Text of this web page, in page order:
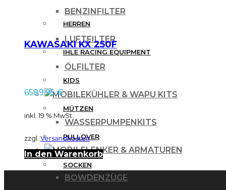
BENZINFILTER
LUFTFILTER
ÖLFILTER
KÜHLER & WAPU KITS
WASSERPUMPENKITS
LENKER & ARMATUREN
BOWDENZÜGE
HERREN
IHLE RACING EQUIPMENT
KIDS
MÜTZEN
PULLOVER
SOCKEN
können
auf
gewählt
KAWASAKI KX 250F
6589.95€
inkl. 19 % MwSt.
zzgl. Versandkosten
In den Warenkorb